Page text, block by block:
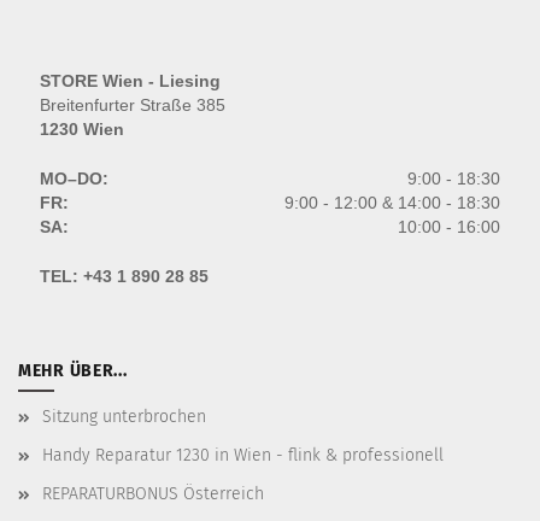
STORE Wien - Liesing
Breitenfurter Straße 385
1230 Wien
MO–DO:
9:00 - 18:30
FR:
9:00 - 12:00 & 14:00 - 18:30
SA:
10:00 - 16:00
TEL: +43 1 890 28 85
MEHR ÜBER...
Sitzung unterbrochen
Handy Reparatur 1230 in Wien - flink & professionell
REPARATURBONUS Österreich